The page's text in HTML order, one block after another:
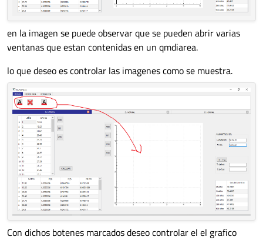
en la imagen se puede observar que se pueden abrir varias
ventanas que estan contenidas en un qmdiarea.
lo que deseo es controlar las imagenes como se muestra.
Con dichos botenes marcados deseo controlar el el grafico